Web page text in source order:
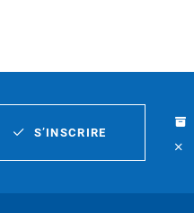
S’INSCRIRE